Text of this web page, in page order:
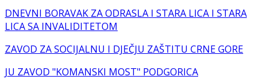
DNEVNI BORAVAK ZA ODRASLA I STARA LICA I STARA
LICA SA INVALIDITETOM
ZAVOD ZA SOCIJALNU I DJEČJU ZAŠTITU CRNE GORE
JU ZAVOD "KOMANSKI MOST" PODGORICA